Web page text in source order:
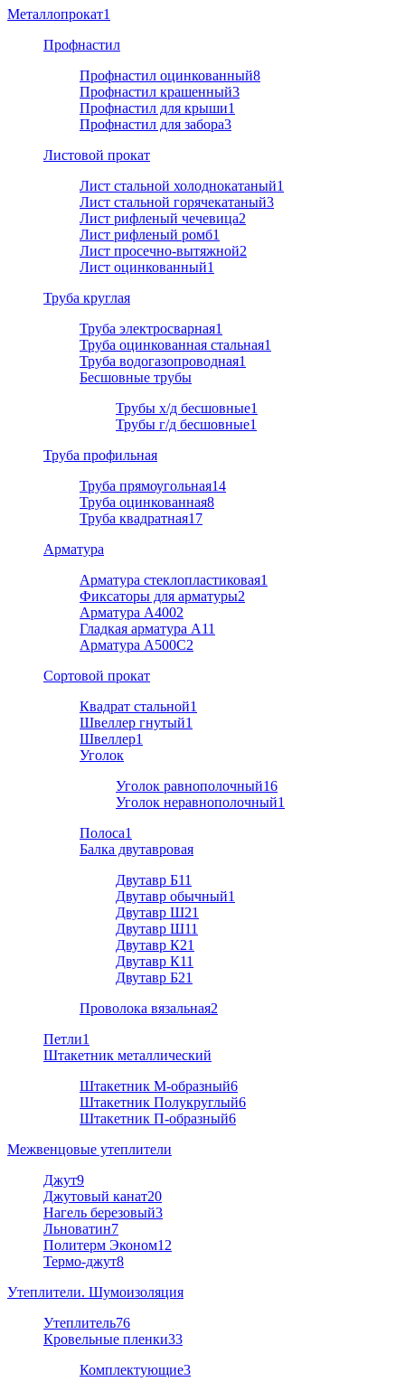
Металлопрокат1
Профнастил
Профнастил оцинкованный8
Профнастил крашенный3
Профнастил для крыши1
Профнастил для забора3
Листовой прокат
Лист стальной холоднокатаный1
Лист стальной горячекатаный3
Лист рифленый чечевица2
Лист рифленый ромб1
Лист просечно-вытяжной2
Лист оцинкованный1
Труба круглая
Труба электросварная1
Труба оцинкованная стальная1
Труба водогазопроводная1
Бесшовные трубы
Трубы х/д бесшовные1
Трубы г/д бесшовные1
Труба профильная
Труба прямоугольная14
Труба оцинкованная8
Труба квадратная17
Арматура
Арматура стеклопластиковая1
Фиксаторы для арматуры2
Арматура А4002
Гладкая арматура А11
Арматура A500C2
Cортовой прокат
Квадрат стальной1
Швеллер гнутый1
Швеллер1
Уголок
Уголок равнополочный16
Уголок неравнополочный1
Полоса1
Балка двутавровая
Двутавр Б11
Двутавр обычный1
Двутавр Ш21
Двутавр Ш11
Двутавр К21
Двутавр К11
Двутавр Б21
Проволока вязальная2
Петли1
Штакетник металлический
Штакетник М-образный6
Штакетник Полукруглый6
Штакетник П-образный6
Межвенцовые утеплители
Джут9
Джутовый канат20
Нагель березовый3
Льноватин7
Политерм Эконом12
Термо-джут8
Утеплители. Шумоизоляция
Утеплитель76
Кровельные пленки33
Комплектующие3